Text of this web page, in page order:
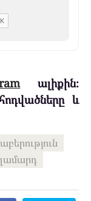
ալիքին։
և